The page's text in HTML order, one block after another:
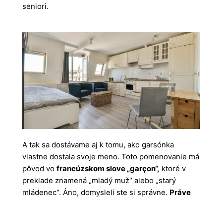
seniori.
A tak sa dostávame aj k tomu, ako garsónka
vlastne dostala svoje meno. Toto pomenovanie má
pôvod vo francúzskom slove „garçon“, ktoré v
preklade znamená „mladý muž“ alebo „starý
mládenec“. Áno, domysleli ste si správne. Práve